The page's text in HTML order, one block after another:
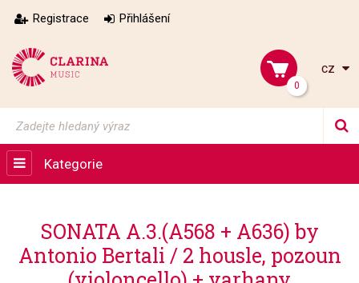
Registrace Přihlášení
0
cz
Kategorie
SONATA A.3.(A568 + A636) by
Antonio Bertali / 2 housle, pozoun